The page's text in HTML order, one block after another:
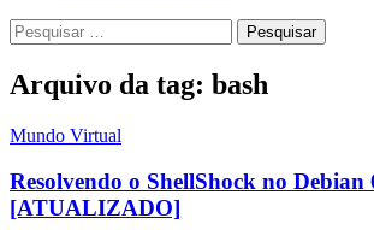
Pesquisar
por:
Arquivo da tag: bash
Mundo Virtual
Resolvendo o ShellShock no Debian
[ATUALIZADO]